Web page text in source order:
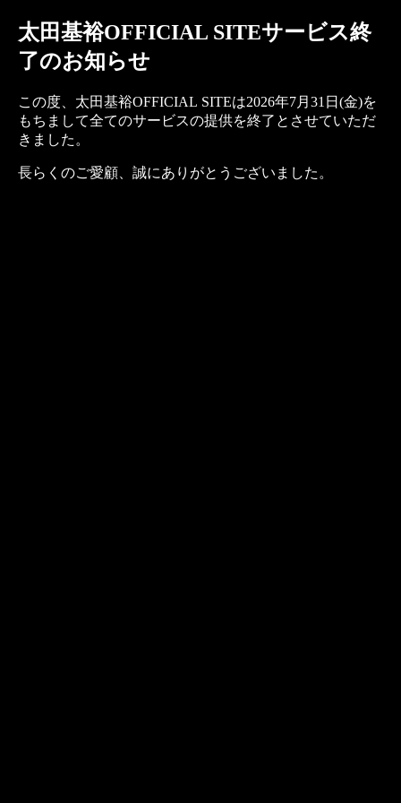
太田基裕OFFICIAL SITEサービス終
了のお知らせ
この度、太田基裕OFFICIAL SITEは2026年7月31日(金)を
もちまして全てのサービスの提供を終了とさせていただ
きました。
長らくのご愛顧、誠にありがとうございました。